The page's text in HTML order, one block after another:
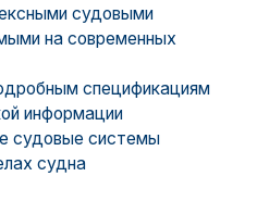
судовыми
на современных
спецификациям
информации
судовые системы
судна